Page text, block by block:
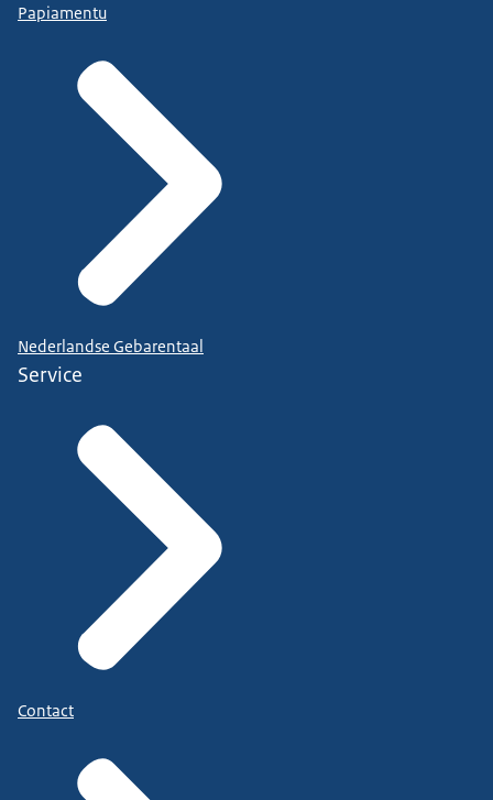
Papiamentu
Nederlandse Gebarentaal
Service
Contact